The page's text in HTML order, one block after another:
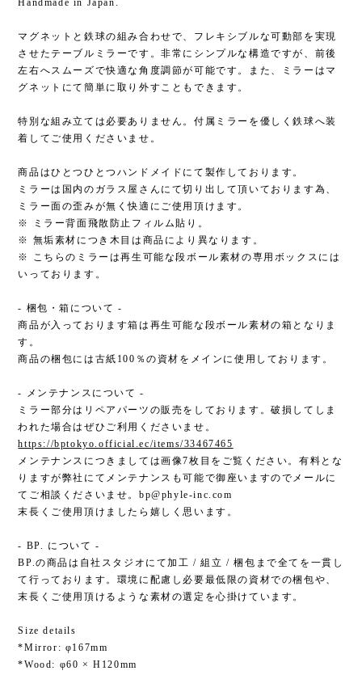
Handmade in Japan.
マグネットと鉄球の組み合わせで、フレキシブルな可動部を実現
させたテーブルミラーです。非常にシンプルな構造ですが、前後
左右へスムーズで快適な角度調節が可能です。また、ミラーはマ
グネットにて簡単に取り外すこともできます。
特別な組み立ては必要ありません。付属ミラーを優しく鉄球へ装
着してご使用くださいませ。
商品はひとつひとつハンドメイドにて製作しております。
ミラーは国内のガラス屋さんにて切り出して頂いております為、
ミラー面の歪みが無く快適にご使用頂けます。
※ ミラー背面飛散防止フィルム貼り。
※ 無垢素材につき木目は商品により異なります。
※ こちらのミラーは再生可能な段ボール素材の専用ボックスには
いっております。
- 梱包・箱について -
商品が入っております箱は再生可能な段ボール素材の箱となりま
す。
商品の梱包には古紙100％の資材をメインに使用しております。
- メンテナンスについて -
ミラー部分はリペアパーツの販売をしております。破損してしま
われた場合はぜひご利用くださいませ。
https://bptokyo.official.ec/items/33467465
メンテナンスにつきましては画像7枚目をご覧ください。有料とな
りますが弊社にてメンテナンスも可能で御座いますのでメールに
てご相談くださいませ。 bp@phyle-inc.com
末長くご使用頂けましたら嬉しく思います。
- BP. について -
BP.の商品は自社スタジオにて加工 / 組立 / 梱包まで全てを一貫し
て行っております。環境に配慮し必要最低限の資材での梱包や、
末長くご使用頂けるような素材の選定を心掛けています。
Size details
*Mirror: φ167mm
*Wood: φ60 × H120mm